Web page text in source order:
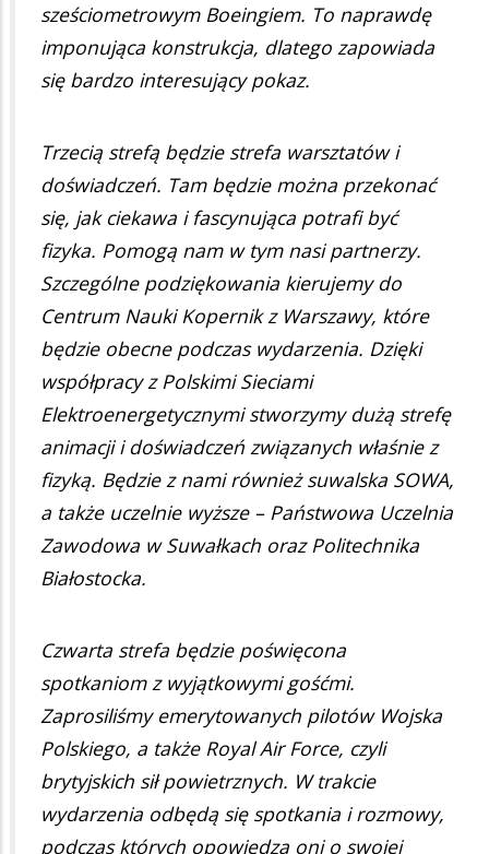
sześciometrowym Boeingiem. To naprawdę
imponująca konstrukcja, dlatego zapowiada
się bardzo interesujący pokaz.
Trzecią strefą będzie strefa warsztatów i
doświadczeń. Tam będzie można przekonać
się, jak ciekawa i fascynująca potrafi być
fizyka. Pomogą nam w tym nasi partnerzy.
Szczególne podziękowania kierujemy do
Centrum Nauki Kopernik z Warszawy, które
będzie obecne podczas wydarzenia. Dzięki
współpracy z Polskimi Sieciami
Elektroenergetycznymi stworzymy dużą strefę
animacji i doświadczeń związanych właśnie z
fizyką. Będzie z nami również suwalska SOWA,
a także uczelnie wyższe – Państwowa Uczelnia
Zawodowa w Suwałkach oraz Politechnika
Białostocka.
Czwarta strefa będzie poświęcona
spotkaniom z wyjątkowymi gośćmi.
Zaprosiliśmy emerytowanych pilotów Wojska
Polskiego, a także Royal Air Force, czyli
brytyjskich sił powietrznych. W trakcie
wydarzenia odbędą się spotkania i rozmowy,
podczas których opowiedzą oni o swojej